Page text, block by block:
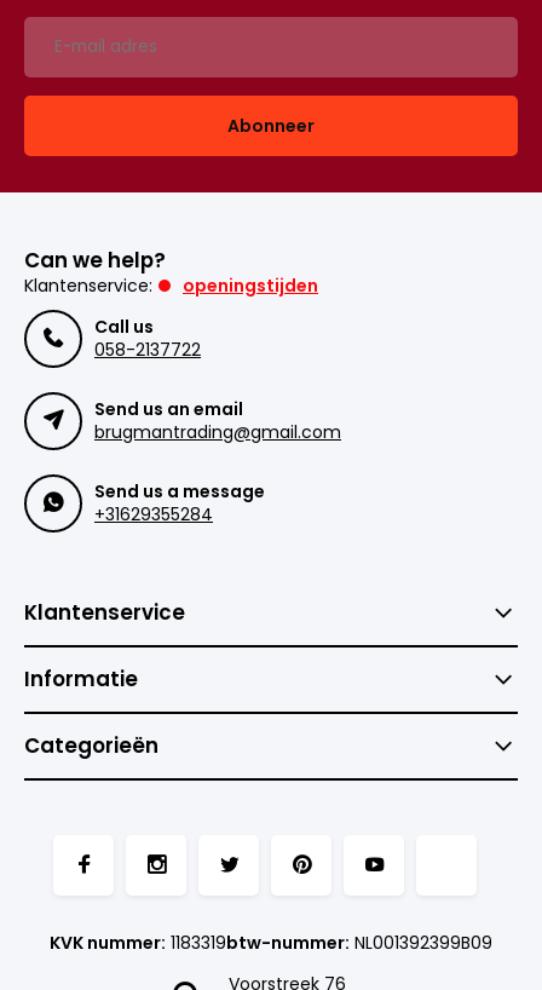
Abonneer
Can we help?
Klantenservice:
openingstijden
Call us
058-2137722
Send us an email
brugmantrading@gmail.com
Send us a message
+31629355284
Klantenservice
Informatie
Categorieën
Voorstreek 76
KVK nummer: 1183319btw-nummer: NL001392399B09